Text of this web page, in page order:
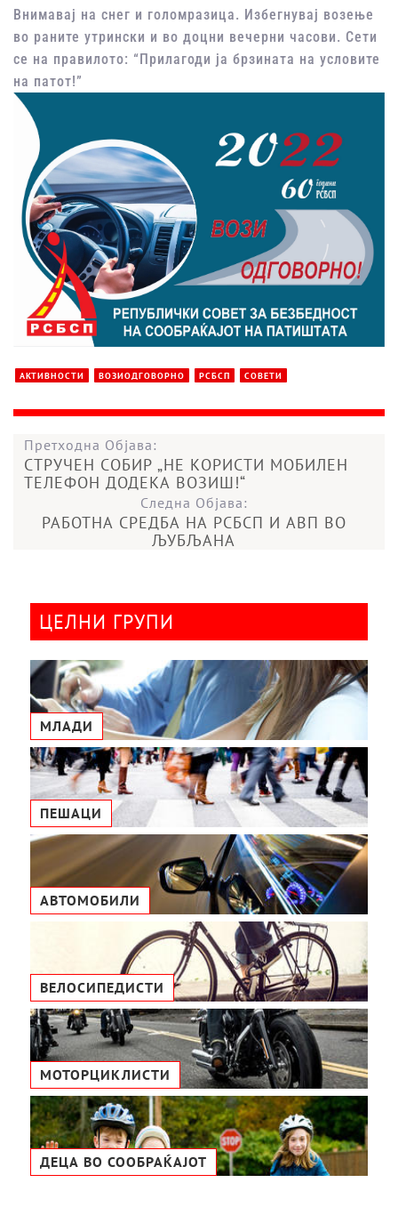
Внимавај на снег и голомразица. Избегнувај возење
во раните утрински и во доцни вечерни часови. Сети
се на правилото: “Прилагоди ја брзината на условите
на патот!”
АКТИВНОСТИ ВОЗИОДГОВОРНО РСБСП СОВЕТИ
Претходна Објава:
СТРУЧЕН СОБИР „НЕ КОРИСТИ МОБИЛЕН
ТЕЛЕФОН ДОДЕКА ВОЗИШ!“
Следна Објава:
РАБОТНА СРЕДБА НА РСБСП И АВП ВО
ЉУБЉАНА
ЦЕЛНИ ГРУПИ
МЛАДИ
ПЕШАЦИ
АВТОМОБИЛИ
ВЕЛОСИПЕДИСТИ
МОТОРЦИКЛИСТИ
ДЕЦА ВО СООБРАЌАЈОТ